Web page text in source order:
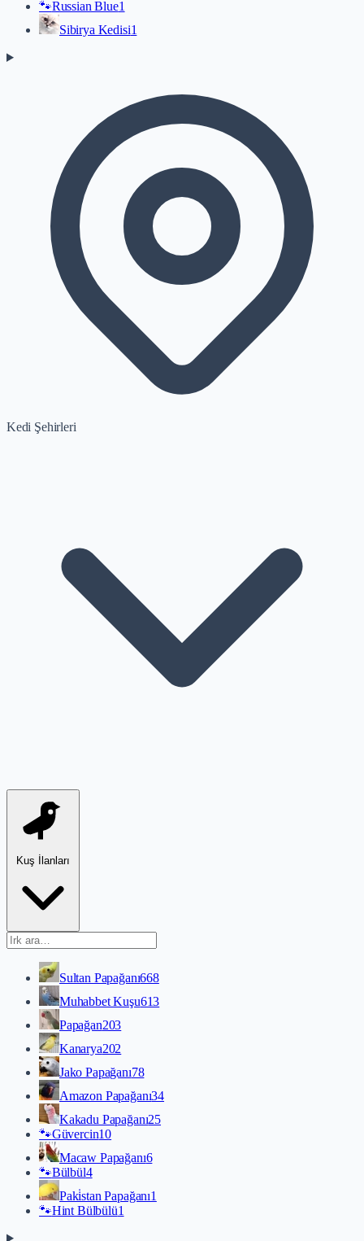
🐾Russian Blue1
Sibirya Kedisi1
Kedi Şehirleri
Kuş İlanları
Sultan Papağanı668
Muhabbet Kuşu613
Papağan203
Kanarya202
Jako Papağanı78
Amazon Papağanı34
Kakadu Papağanı25
🐾Güvercin10
Macaw Papağanı6
🐾Bülbül4
Paki̇stan Papağanı1
🐾Hint Bülbülü1